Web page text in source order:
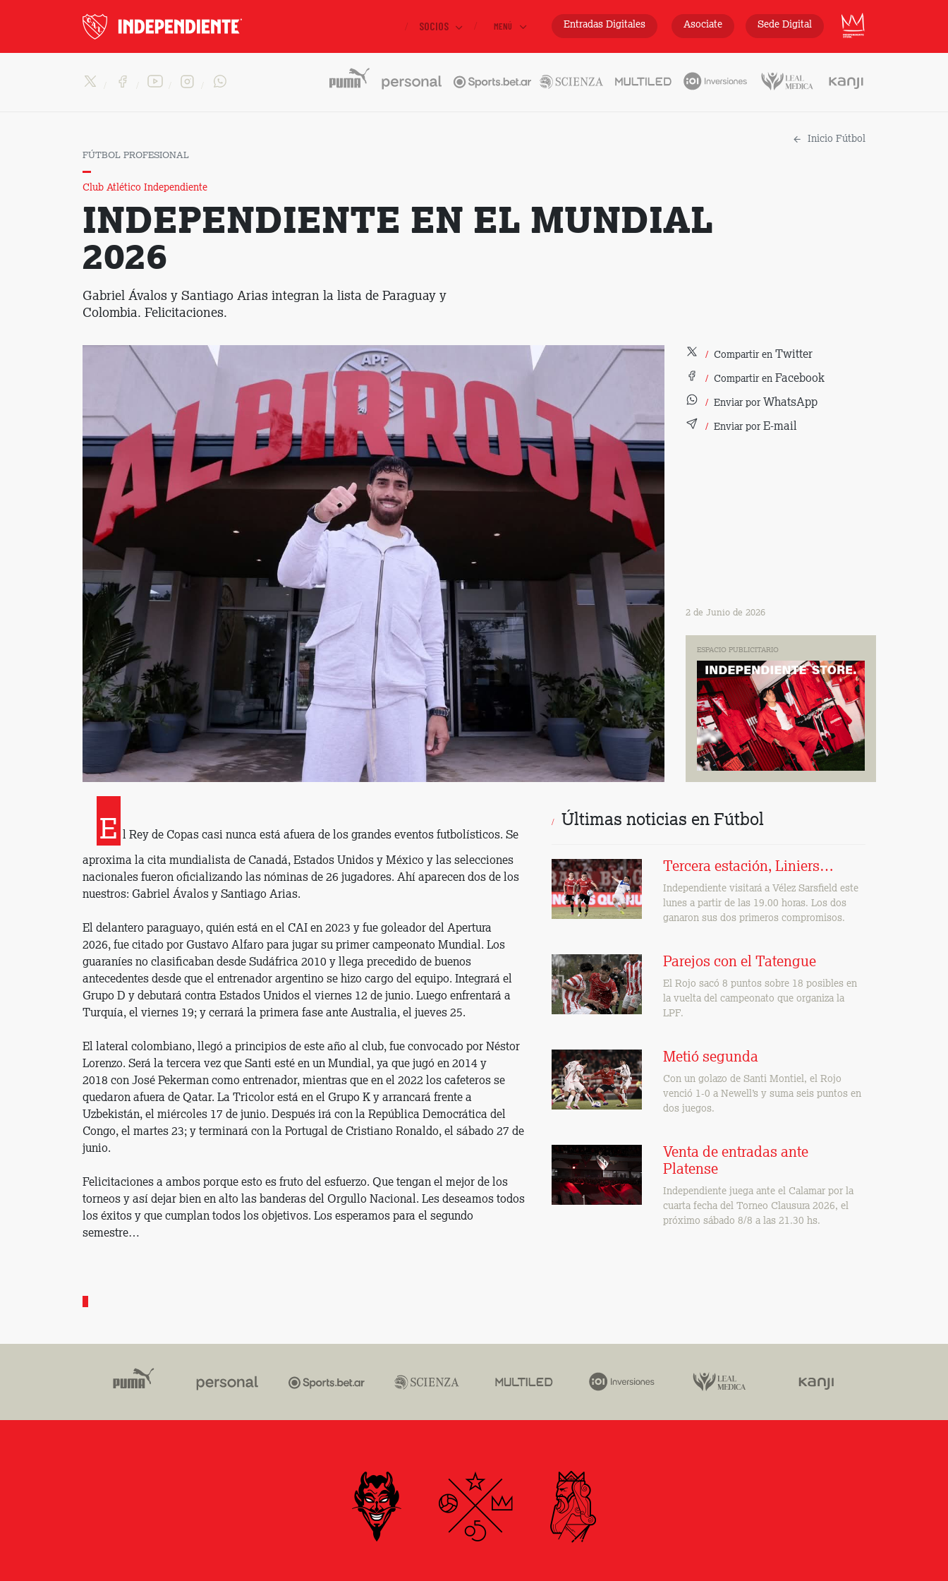
INDEPENDIENTE
SOCIOS MENÚ Entradas Digitales Asociate Sede Digital
Inicio Fútbol
FÚTBOL PROFESIONAL
Club Atlético Independiente
INDEPENDIENTE EN EL MUNDIAL
2026
Gabriel Ávalos y Santiago Arias integran la lista de Paraguay y
Colombia. Felicitaciones.
Compartir en Twitter
Compartir en Facebook
Enviar por WhatsApp
Enviar por E-mail
2 de Junio de 2026
ESPACIO PUBLICITARIO
E l Rey de Copas casi nunca está afuera de los grandes eventos futbolísticos. Se
aproxima la cita mundialista de Canadá, Estados Unidos y México y las selecciones
nacionales fueron oficializando las nóminas de 26 jugadores. Ahí aparecen dos de los
nuestros: Gabriel Ávalos y Santiago Arias.
El delantero paraguayo, quién está en el CAI en 2023 y fue goleador del Apertura
2026, fue citado por Gustavo Alfaro para jugar su primer campeonato Mundial. Los
guaraníes no clasificaban desde Sudáfrica 2010 y llega precedido de buenos
antecedentes desde que el entrenador argentino se hizo cargo del equipo. Integrará el
Grupo D y debutará contra Estados Unidos el viernes 12 de junio. Luego enfrentará a
Turquía, el viernes 19; y cerrará la primera fase ante Australia, el jueves 25.
El lateral colombiano, llegó a principios de este año al club, fue convocado por Néstor
Lorenzo. Será la tercera vez que Santi esté en un Mundial, ya que jugó en 2014 y
2018 con José Pekerman como entrenador, mientras que en el 2022 los cafeteros se
quedaron afuera de Qatar. La Tricolor está en el Grupo K y arrancará frente a
Uzbekistán, el miércoles 17 de junio. Después irá con la República Democrática del
Congo, el martes 23; y terminará con la Portugal de Cristiano Ronaldo, el sábado 27 de
junio.
Felicitaciones a ambos porque esto es fruto del esfuerzo. Que tengan el mejor de los
torneos y así dejar bien en alto las banderas del Orgullo Nacional. Les deseamos todos
los éxitos y que cumplan todos los objetivos. Los esperamos para el segundo
semestre…
Últimas noticias en Fútbol
Tercera estación, Liniers…
Independiente visitará a Vélez Sarsfield este
lunes a partir de las 19.00 horas. Los dos
ganaron sus dos primeros compromisos.
Parejos con el Tatengue
El Rojo sacó 8 puntos sobre 18 posibles en
la vuelta del campeonato que organiza la
LPF.
Metió segunda
Con un golazo de Santi Montiel, el Rojo
venció 1-0 a Newell’s y suma seis puntos en
dos juegos.
Venta de entradas ante
Platense
Independiente juega ante el Calamar por la
cuarta fecha del Torneo Clausura 2026, el
próximo sábado 8/8 a las 21.30 hs.